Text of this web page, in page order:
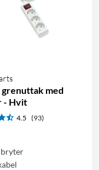
med
- Hvit
4.5 (93)